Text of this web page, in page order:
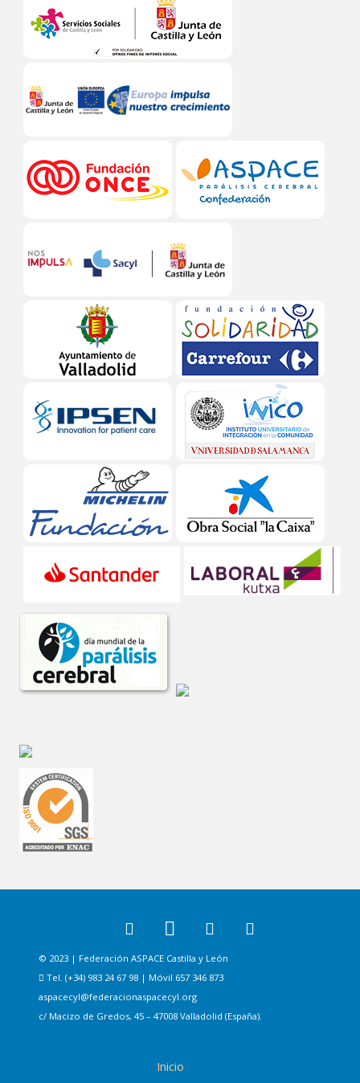
© 2023 | Federación ASPACE Castilla y León
Tel. (+34) 983 24 67 98 | Móvil 657 346 873
aspacecyl@federacionaspacecyl.org
c/ Macizo de Gredos, 45 – 47008 Valladolid (España).
Inicio